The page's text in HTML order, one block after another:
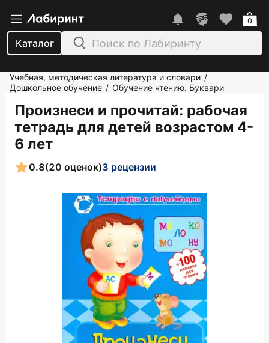
Каталог
0
Учебная, методическая литература и словари /
Дошкольное обучение / Обучение чтению. Буквари
Произнеси и прочитай: рабочая
тетрадь для детей возрастом 4-
6 лет
0.8(20 оценок)3 рецензии